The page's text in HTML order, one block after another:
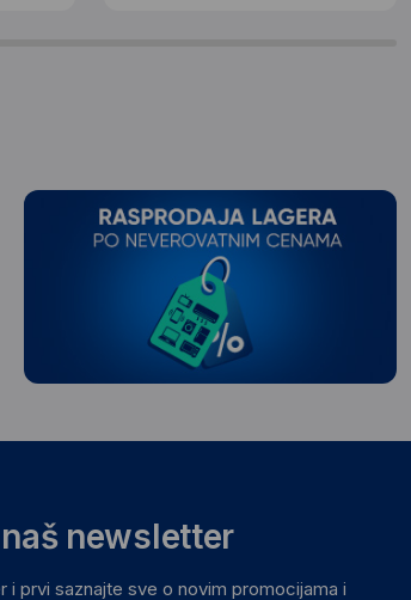
newsletter
i prvi saznajte sve o novim promocijama i